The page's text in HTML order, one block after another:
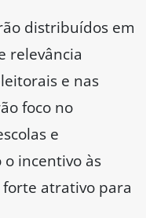
distribuídos em
relevância
e nas
foco no
e
incentivo às
atrativo para